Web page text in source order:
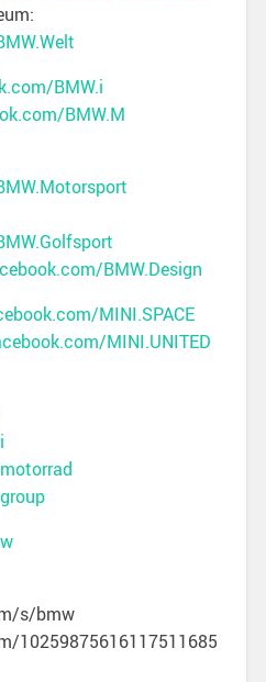
BMW.i
BMW.M
BMW.Design
MINI.SPACE
MINI.UNITED
s/bmw
10259875616117511685